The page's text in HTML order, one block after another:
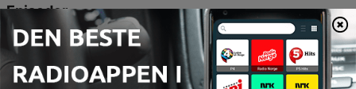
Episoder
160 - Série de l’été, EP#5 : Lisalora - (re)Découvrir
Depeche Mode avec Enjoy the Silence
05 aug. 2026